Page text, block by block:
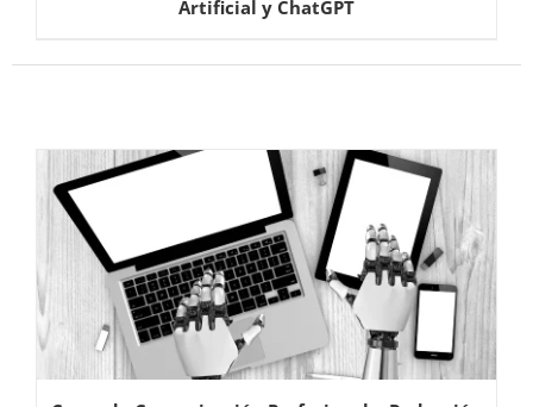
Artificial y ChatGPT